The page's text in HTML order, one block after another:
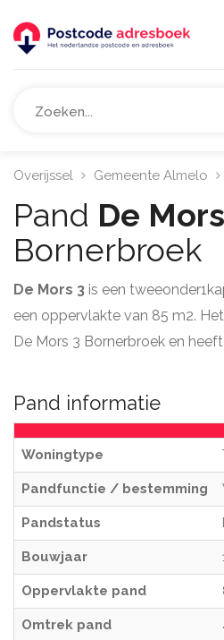
Overijssel Gemeente Almelo
Pand De
Bornerbroek
De Mors 3 is een
een oppervlakte van 85 m2.
De Mors 3 Bornerbroek en
Pand informatie
Woningtype
Pandfunctie / bestemming
Pandstatus
Bouwjaar
Oppervlakte pand
Omtrek pand